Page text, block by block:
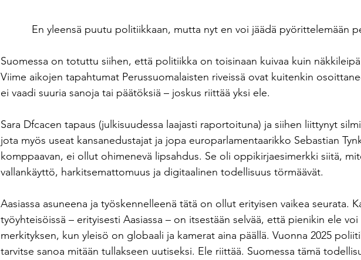
En yleensä puutu politiikkaan, mutta nyt en voi jäädä pyörittelemään
Suomessa on totuttu siihen, että politiikka on toisinaan kuivaa kuin
Viime aikojen tapahtumat Perussuomalaisten riveissä ovat kuitenkin
ei vaadi suuria sanoja tai päätöksiä – joskus riittää yksi ele.
Sara Dfcacen tapaus (julkisuudessa laajasti raportoituna) ja siihen liittynyt
jota myös useat kansanedustajat ja jopa europarlamentaarikko Sebastian
komppaavan, ei ollut ohimenevä lipsahdus. Se oli oppikirjaesimerkki siitä,
vallankäyttö, harkitsemattomuus ja digitaalinen todellisuus törmäävät.
Aasiassa asuneena ja työskennelleenä tätä on ollut erityisen vaikea seurata.
työyhteisöissä – erityisesti Aasiassa – on itsestään selvää, että pienikin ele voi
merkityksen, kun yleisö on globaali ja kamerat aina päällä. Vuonna 2025
tarvitse sanoa mitään tullakseen uutiseksi. Ele riittää. Suomessa tämä